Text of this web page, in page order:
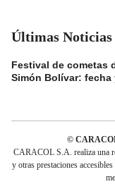
Últimas Noticias
Festival de cometas
Simón Bolívar:
©
CARACOL S.A. realiza una
y otras prestaciones